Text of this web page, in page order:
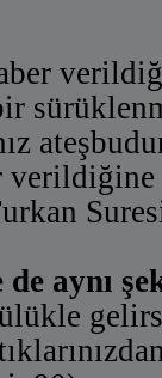
de aynı